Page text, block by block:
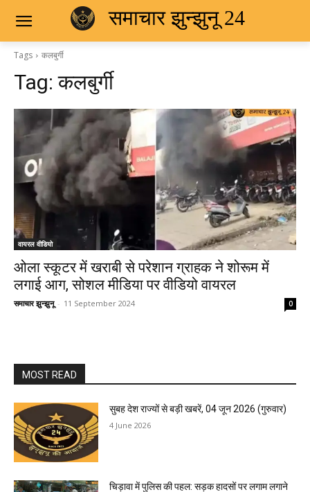
समाचार झुन्झुनू 24
Tags कलबुर्गी
Tag:कलबुर्गी
वायरल वीडियो
ओला स्कूटर में खराबी से परेशान ग्राहक ने शोरूम में
लगाई आग, सोशल मीडिया पर वीडियो वायरल
समाचार झुन्झुनू - 11 September 2024 0
MOST READ
सुबह देश राज्यों से बड़ी खबरें, 04 जून 2026 (गुरुवार)
4 June 2026
चिड़ावा में पुलिस की पहल: सड़क हादसों पर लगाम लगाने